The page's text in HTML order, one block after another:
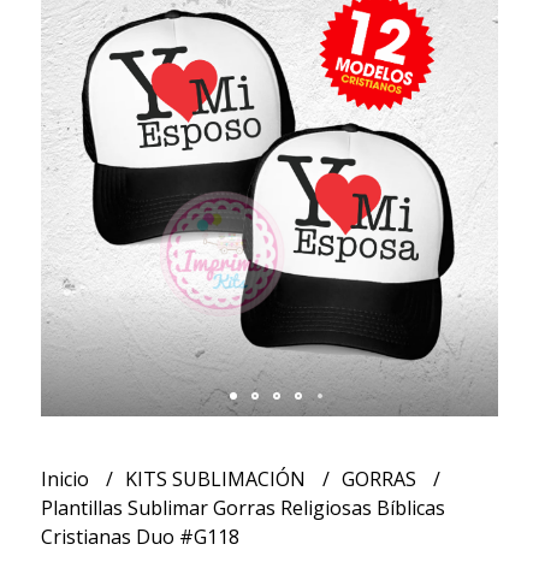
Inicio KITS SUBLIMACIÓN
GORRAS
Plantillas Sublimar Gorras Religiosas Bíblicas
Cristianas Duo #G118